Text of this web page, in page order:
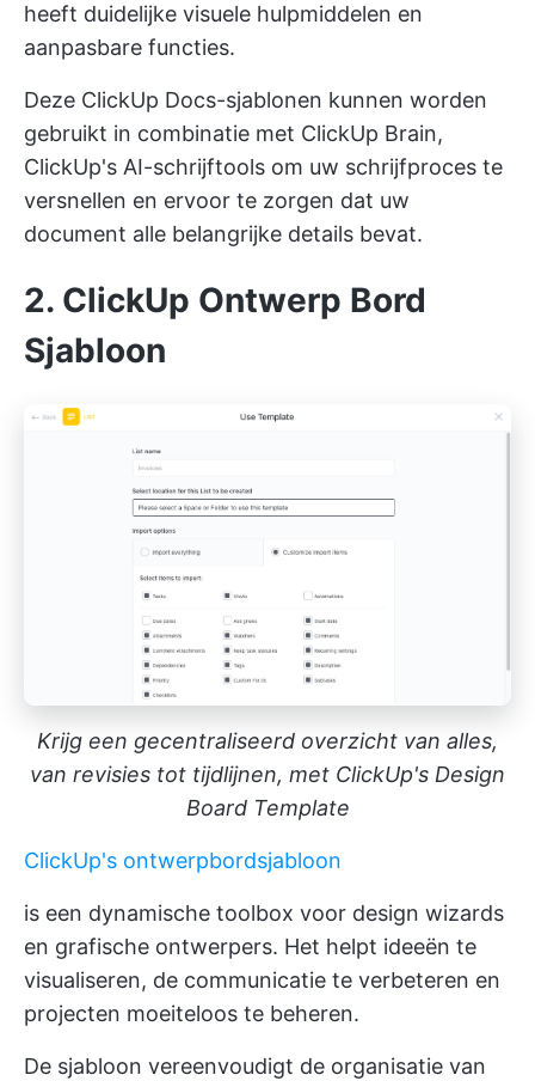
heeft duidelijke visuele hulpmiddelen en
aanpasbare functies.
Deze ClickUp Docs-sjablonen kunnen worden
gebruikt in combinatie met ClickUp Brain,
ClickUp's AI-schrijftools om uw schrijfproces te
versnellen en ervoor te zorgen dat uw
document alle belangrijke details bevat.
2. ClickUp Ontwerp Bord
Sjabloon
Krijg een gecentraliseerd overzicht van alles,
van revisies tot tijdlijnen, met ClickUp's Design
Board Template
ClickUp's ontwerpbordsjabloon
is een dynamische toolbox voor design wizards
en grafische ontwerpers. Het helpt ideeën te
visualiseren, de communicatie te verbeteren en
projecten moeiteloos te beheren.
De sjabloon vereenvoudigt de organisatie van